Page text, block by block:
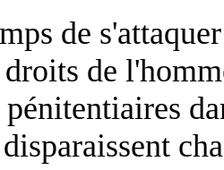
de
droits de
pénitentiaires